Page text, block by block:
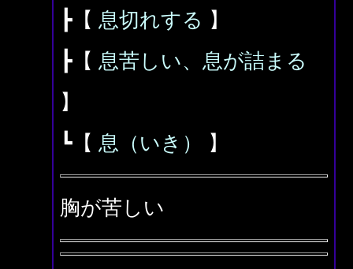
┣【 息切れする 】
┣【 息苦しい、息が詰まる
】
┗【 息（いき） 】
胸が苦しい